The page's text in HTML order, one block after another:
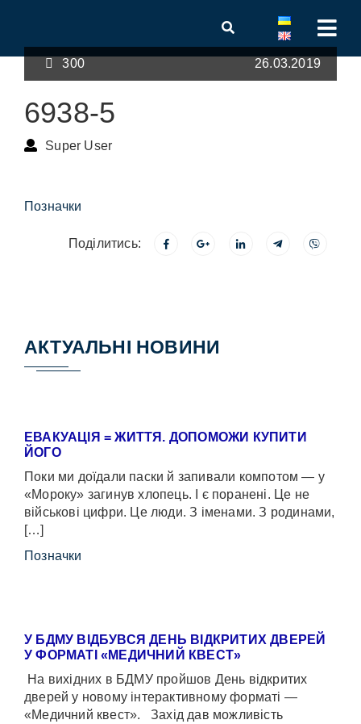
300 26.03.2019
6938-5
Super User
Позначки
Поділитись:
АКТУАЛЬНІ НОВИНИ
ЕВАКУАЦІЯ = ЖИТТЯ. ДОПОМОЖИ КУПИТИ
ЙОГО
Поки ми доїдали паски й запивали компотом — у
«Мороку» загинув хлопець. І є поранені. Це не
військові цифри. Це люди. З іменами. З родинами,
[…]
Позначки
У БДМУ ВІДБУВСЯ ДЕНЬ ВІДКРИТИХ ДВЕРЕЙ
У ФОРМАТІ «МЕДИЧНИЙ КВЕСТ»
На вихідних в БДМУ пройшов День відкритих
дверей у новому інтерактивному форматі —
«Медичний квест». Захід дав можливість